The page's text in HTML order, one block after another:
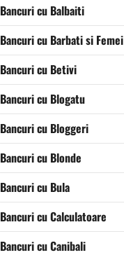
Bancuri cu Balbaiti
Bancuri cu Barbati si Femei
Bancuri cu Betivi
Bancuri cu Blogatu
Bancuri cu Bloggeri
Bancuri cu Blonde
Bancuri cu Bula
Bancuri cu Calculatoare
Bancuri cu Canibali